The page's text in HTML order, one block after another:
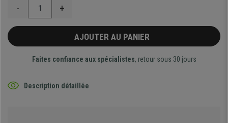
- +
AJOUTER AU PANIER
Faites confiance aux spécialistes, retour sous 30 jours
Description détaillée